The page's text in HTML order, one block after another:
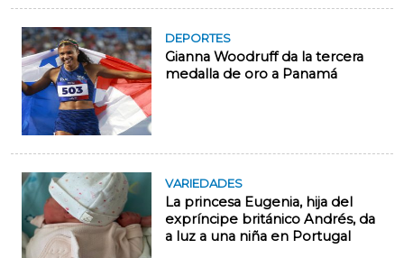
DEPORTES
Gianna Woodruff da la tercera
medalla de oro a Panamá
VARIEDADES
La princesa Eugenia, hija del
expríncipe británico Andrés, da
a luz a una niña en Portugal